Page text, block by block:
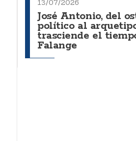
13/07/2026
José Antonio, del
político al
trasciende el
Falange